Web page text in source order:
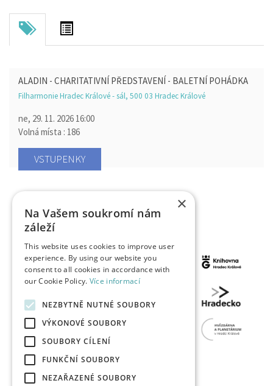
ALADIN - CHARITATIVNÍ PŘEDSTAVENÍ - BALETNÍ POHÁDKA
Filharmonie Hradec Králové - sál, 500 03 Hradec Králové
ne, 29. 11. 2026 16:00
Volná místa : 186
VSTUPENKY
×
Na Vašem soukromí nám
záleží
This website uses cookies to improve user
experience. By using our website you
consent to all cookies in accordance with
our Cookie Policy. Více informací
NEZBYTNĚ NUTNÉ SOUBORY
VÝKONOVÉ SOUBORY
SOUBORY CÍLENÍ
FUNKČNÍ SOUBORY
NEZAŘAZENÉ SOUBORY